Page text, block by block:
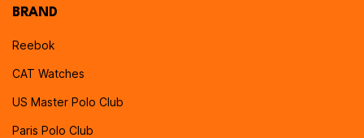
BRAND
Reebok
CAT Watches
US Master Polo Club
Paris Polo Club